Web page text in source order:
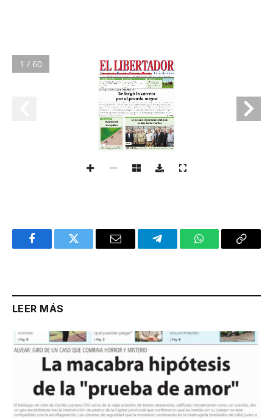
1 / 60
FacebookTwitter Email TelegramWhatsAppCopy
LEER MÁS